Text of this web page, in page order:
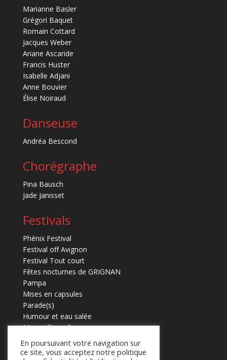
Marianne Basler
Grégori Baquet
Romain Cottard
Jacques Weber
Ariane Ascaride
Francis Huster
Isabelle Adjani
Anne Bouvier
Élise Noiraud
Danseuse
Andréa Bescond
Chorégraphe
Pina Bausch
Jade Janisset
Festivals
Phénix Festival
Festival off Avignon
Festival Tout court
Fêtes nocturnes de GRIGNAN
Pampa
Mises en capsules
Parade(s)
Humour et eau salée
Marmaille en fugues
En poursuivant votre navigation sur
ce site, vous acceptez notre politique